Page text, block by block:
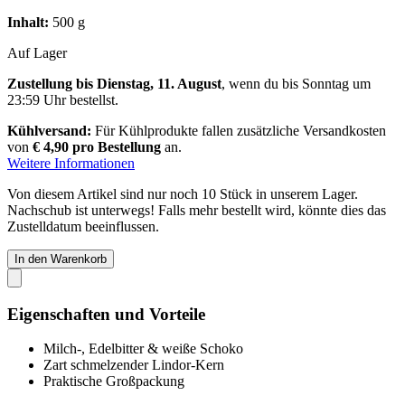
Inhalt: 500 g
Auf Lager
Zustellung bis Dienstag, 11. August, wenn du bis Sonntag um
23:59 Uhrbestellst.
Kühlversand: Für Kühlprodukte fallen zusätzliche Versandkosten
von € 4,90 pro Bestellung an.
Weitere Informationen
Von diesem Artikel sind nur noch 10 Stück in unserem Lager.
Nachschub ist unterwegs! Falls mehr bestellt wird, könnte dies das
Zustelldatum beeinflussen.
In den Warenkorb
Eigenschaften und Vorteile
Milch-, Edelbitter & weiße Schoko
Zart schmelzender Lindor-Kern
Praktische Großpackung